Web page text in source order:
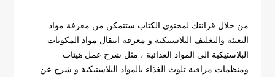
من خلال قرائتك لمحتوى الكتاب ستتمكن من معرفة مواد
التعبئة والتغليف البلاستيكية و معرفة انتقال مواد المكونات
البلاستيكية الى المواد الغذائية ، مثل شرح عمل هيئات
ومنظمات مراقبة تلوث الغذاء بالمواد البلاستيكية و شرح عن